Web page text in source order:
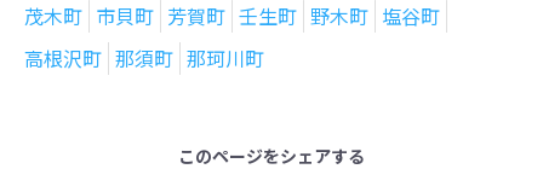
茂木町 市貝町 芳賀町 壬生町 野木町 塩谷町
高根沢町 那須町 那珂川町
このページをシェアする